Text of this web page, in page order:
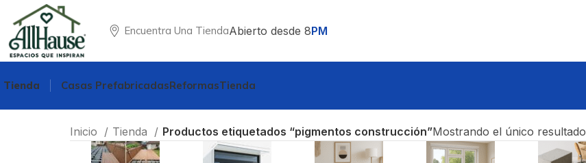
Encuentra Una TiendaAbierto desde 8PM
Tienda Casas PrefabricadasReformasTienda
Inicio Tienda Productos etiquetados “pigmentos construcción”Mostrando el único resultado